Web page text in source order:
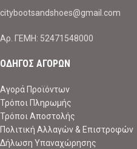
citybootsandshoes@gmail.com
Aρ. ΓΕΜΗ: 52471548000
ΟΔΗΓΟΣ ΑΓΟΡΩΝ
Αγορά Προϊόντων
Τρόποι Πληρωμής
Τρόποι Αποστολής
Πολιτική Αλλαγών & Επιστροφών
Δήλωση Υπαναχώρησης